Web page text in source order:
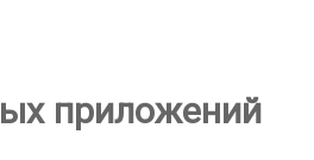
приложений